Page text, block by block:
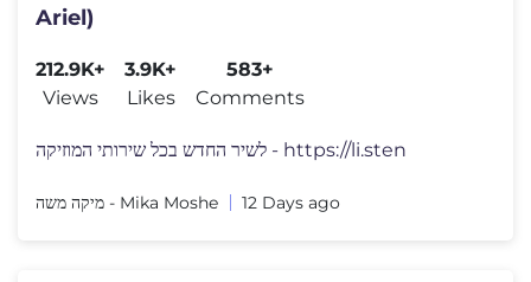
Ariel)
212.9K+
Views
3.9K+
Likes
583+
Comments
לשיר החדש בכל שירותי המוזיקה - https://li.sten
מיקה משה - Mika Moshe 12 Days ago